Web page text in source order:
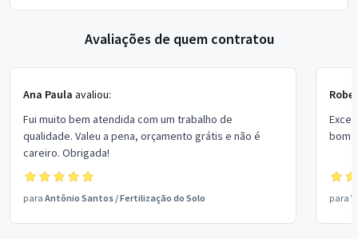
Avaliações de quem contratou
Ana Paula avaliou:
Fui muito bem atendida com um trabalho de
qualidade. Valeu a pena, orçamento grátis e não é
careiro. Obrigada!
para Antônio Santos /Fertilização do Solo
bom
para